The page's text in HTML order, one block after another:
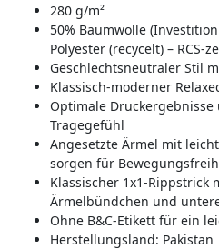
280 g/m²
50% Baumwolle
Polyester (recycelt) – RCS-
Geschlechtsneutraler Stil
Klassisch-moderner
Optimale
Tragegefühl
Angesetzte Ärmel mit
sorgen für
Klassischer 1x1-Rippstrick
Ärmelbündchen und
Ohne B&C-Etikett für ein
Herstellungsland: Pakistan